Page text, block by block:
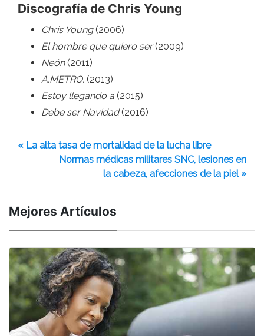
Discografía de Chris Young
Chris Young (2006)
El hombre que quiero ser(2009)
Neón (2011)
A.METRO. (2013)
Estoy llegando a (2015)
Debe ser Navidad(2016)
« La alta tasa de mortalidad de la lucha libre
Normas médicas militares SNC, lesiones en
la cabeza, afecciones de la piel »
Mejores Artículos